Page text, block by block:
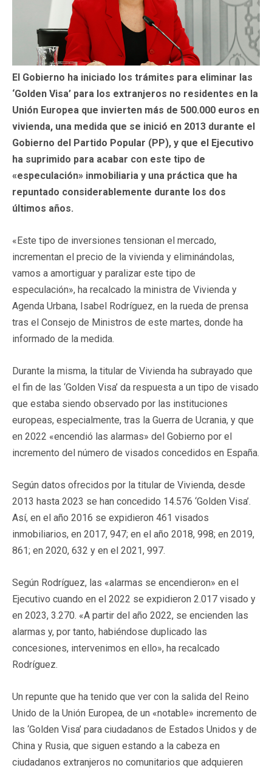
El Gobierno ha iniciado los trámites para eliminar las
‘Golden Visa’ para los extranjeros no residentes en la
Unión Europea que invierten más de 500.000 euros en
vivienda, una medida que se inició en 2013 durante el
Gobierno del Partido Popular (PP), y que el Ejecutivo
ha suprimido para acabar con este tipo de
«especulación» inmobiliaria y una práctica que ha
repuntado considerablemente durante los dos
últimos años.
«Este tipo de inversiones tensionan el mercado,
incrementan el precio de la vivienda y eliminándolas,
vamos a amortiguar y paralizar este tipo de
especulación», ha recalcado la ministra de Vivienda y
Agenda Urbana, Isabel Rodríguez, en la rueda de prensa
tras el Consejo de Ministros de este martes, donde ha
informado de la medida.
Durante la misma, la titular de Vivienda ha subrayado que
el fin de las ‘Golden Visa’ da respuesta a un tipo de visado
que estaba siendo observado por las instituciones
europeas, especialmente, tras la Guerra de Ucrania, y que
en 2022 «encendió las alarmas» del Gobierno por el
incremento del número de visados concedidos en España.
Según datos ofrecidos por la titular de Vivienda, desde
2013 hasta 2023 se han concedido 14.576 ‘Golden Visa’.
Así, en el año 2016 se expidieron 461 visados
inmobiliarios, en 2017, 947; en el año 2018, 998; en 2019,
861; en 2020, 632 y en el 2021, 997.
Según Rodríguez, las «alarmas se encendieron» en el
Ejecutivo cuando en el 2022 se expidieron 2.017 visado y
en 2023, 3.270. «A partir del año 2022, se encienden las
alarmas y, por tanto, habiéndose duplicado las
concesiones, intervenimos en ello», ha recalcado
Rodríguez.
Un repunte que ha tenido que ver con la salida del Reino
Unido de la Unión Europea, de un «notable» incremento de
las ‘Golden Visa’ para ciudadanos de Estados Unidos y de
China y Rusia, que siguen estando a la cabeza en
ciudadanos extranjeros no comunitarios que adquieren